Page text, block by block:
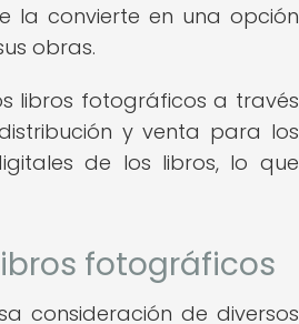
la convierte en una opción
obras.
libros fotográficos a través
y venta para los
de los libros, lo que
fotográficos
consideración de diversos